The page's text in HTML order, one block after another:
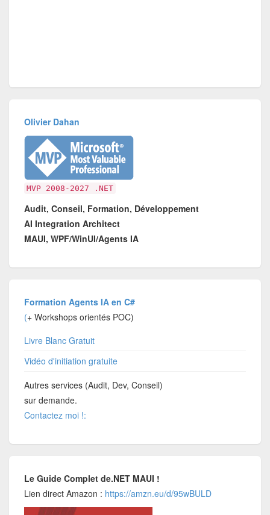
Olivier Dahan
MVP 2008-2027 .NET
Audit, Conseil, Formation, Développement
AI Integration Architect
MAUI, WPF/WinUI/Agents IA
Formation Agents IA en C#
(+ Workshops orientés POC)
Livre Blanc Gratuit
Vidéo d'initiation gratuite
Autres services (Audit, Dev, Conseil)
sur demande.
Contactez moi !:
Le Guide Complet de.NET MAUI !
Lien direct Amazon : https://amzn.eu/d/95wBULD